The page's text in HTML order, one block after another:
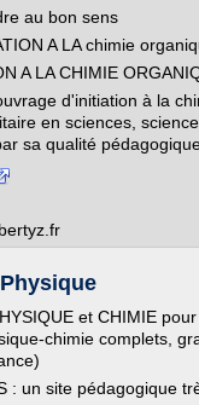
au bon sens
A LA chimie
A LA CHIMIE
d'initiation à la
en sciences,
sa qualité
et CHIMIE
chimie complets,
: un site pédagogique